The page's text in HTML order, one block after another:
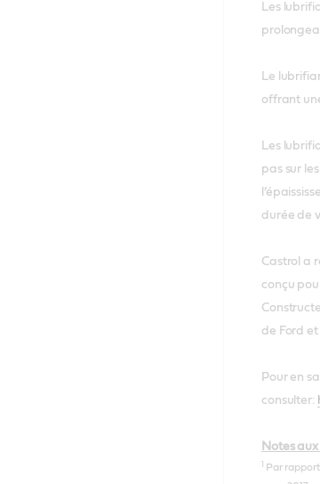
Les
Le
offrant
Les
pas sur
durée de
Castrol a
conçu
de Ford
Pour en
consulter:
Notes
1 Par